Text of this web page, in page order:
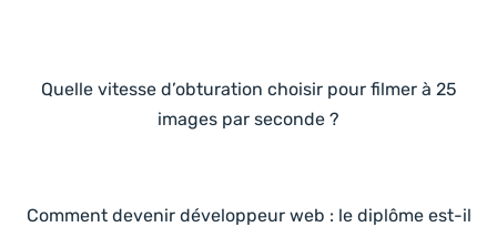
Quelle vitesse d’obturation choisir pour filmer à 25
images par seconde ?
Comment devenir développeur web : le diplôme est-il